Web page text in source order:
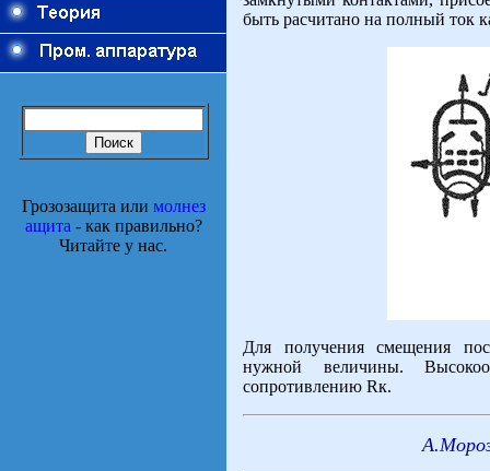
Грозозащита или молнез
ащита - как правильно?
Читайте у нас.
быть расчитано на полный ток
Для получения смещения
нужной величины.
сопротивлению Rк.